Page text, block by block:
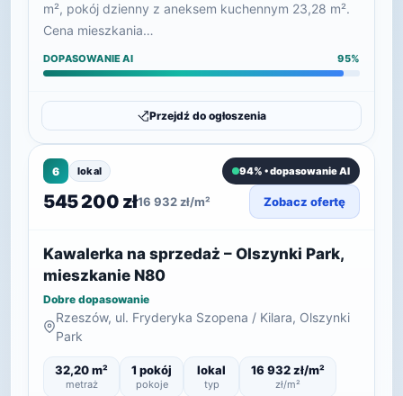
m², pokój dzienny z aneksem kuchennym 23,28 m².
Cena mieszkania…
DOPASOWANIE AI 95%
Przejdź do ogłoszenia
6 lokal 94% • dopasowanie AI
545 200 zł16 932 zł/m² Zobacz ofertę
Kawalerka na sprzedaż – Olszynki Park,
mieszkanie N80
Dobre dopasowanie
Rzeszów, ul. Fryderyka Szopena / Kilara, Olszynki
Park
32,20 m²
metraż
1 pokój
pokoje
lokal
typ
16 932 zł/m²
zł/m²